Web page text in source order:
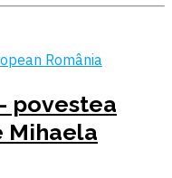
România
povestea
Mihaela